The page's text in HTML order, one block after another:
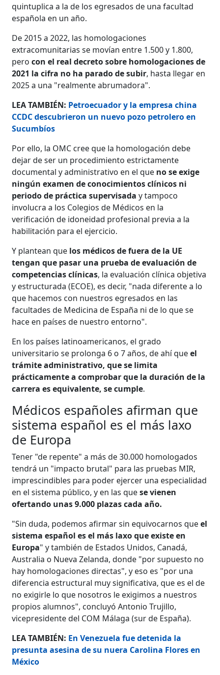
quintuplica a la de los egresados de una facultad
española en un año.
De 2015 a 2022, las homologaciones
extracomunitarias se movían entre 1.500 y 1.800,
perocon el real decreto sobre homologaciones de
2021 la cifra no ha parado de subir, hasta llegar en
2025 a una "realmente abrumadora".
LEA TAMBIÉN: Petroecuador y la empresa china
CCDC descubrieron un nuevo pozo petrolero en
Sucumbíos
Por ello, la OMC cree que la homologación debe
dejar de ser un procedimiento estrictamente
documental y administrativo en el que no se exige
ningún examen de conocimientos clínicos ni
periodo de práctica supervisada y tampoco
involucra a los Colegios de Médicos en la
verificación de idoneidad profesional previa a la
habilitación para el ejercicio.
Y plantean que los médicos de fuera de la UE
tengan que pasar una prueba de evaluación de
competencias clínicas, la evaluación clínica objetiva
y estructurada (ECOE), es decir, "nada diferente a lo
que hacemos con nuestros egresados en las
facultades de Medicina de España ni de lo que se
hace en países de nuestro entorno".
En los países latinoamericanos, el grado
universitario se prolonga 6 o 7 años, de ahí queel
trámite administrativo, que se limita
prácticamente a comprobar que la duración de la
carrera es equivalente, se cumple.
Médicos españoles afirman que
sistema español es el más laxo
de Europa
Tener "de repente" a más de 30.000 homologados
tendrá un "impacto brutal" para las pruebas MIR,
imprescindibles para poder ejercer una especialidad
en el sistema público, y en las quese vienen
ofertando unas 9.000 plazas cada año.
"Sin duda, podemos afirmar sin equivocarnos queel
sistema español es el más laxo que existe en
Europa" y también de Estados Unidos, Canadá,
Australia o Nueva Zelanda, donde "por supuesto no
hay homologaciones directas", y eso es "por una
diferencia estructural muy significativa, que es el de
no exigirle lo que nosotros le exigimos a nuestros
propios alumnos", concluyó Antonio Trujillo,
vicepresidente del COM Málaga (sur de España).
LEA TAMBIÉN: En Venezuela fue detenida la
presunta asesina de su nuera Carolina Flores en
México